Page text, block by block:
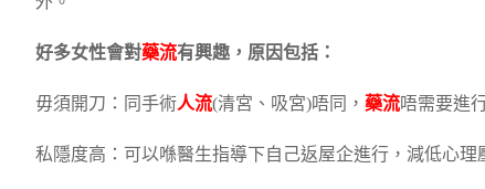
好多女性會對藥流有興趣，原因包括：
毋須開刀：同手術人流(清宮、吸宮)唔同， 藥流唔需要進
私隱度高：可以喺醫生指導下自己返屋企進行，減低心理